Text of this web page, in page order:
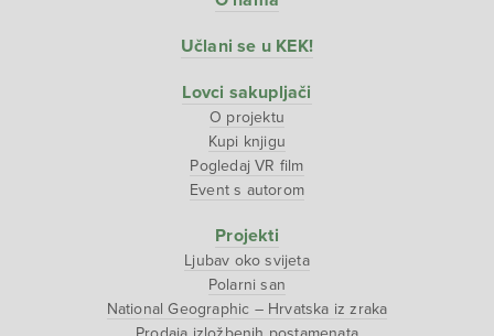
Učlani se u KEK!
Lovci sakupljači
O projektu
Kupi knjigu
Pogledaj VR film
Event s autorom
Projekti
Ljubav oko svijeta
Polarni san
National Geographic – Hrvatska iz zraka